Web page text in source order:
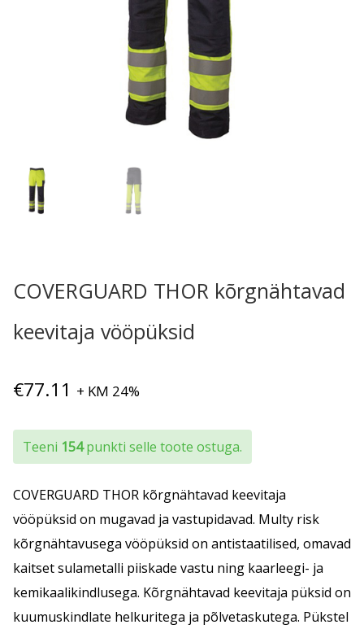
COVERGUARD THOR kõrgnähtavad
keevitaja vööpüksid
€77.11 + KM 24%
Teeni 154punkti selle toote ostuga.
COVERGUARD THOR kõrgnähtavad keevitaja
vööpüksid on mugavad ja vastupidavad. Multy risk
kõrgnähtavusega vööpüksid on antistaatilised, omavad
kaitset sulametalli piiskade vastu ning kaarleegi- ja
kemikaalikindlusega. Kõrgnähtavad keevitaja püksid on
kuumuskindlate helkuritega ja põlvetaskutega. Pükstel